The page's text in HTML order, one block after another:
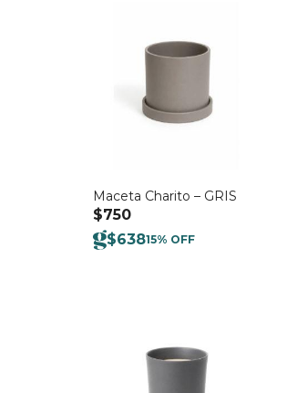
Maceta Charito – GRIS
$750
$63815% OFF